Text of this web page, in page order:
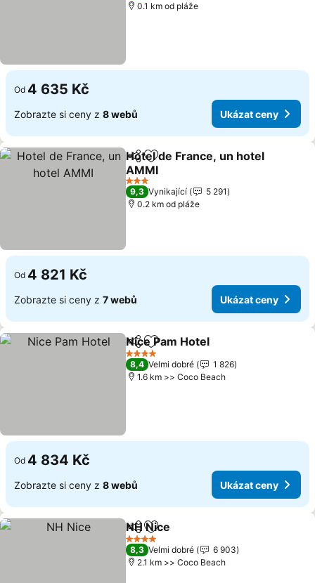
0.1 km od pláže
Od 4 635 Kč
Zobrazte si ceny z 8 webů Ukázat ceny
SdíletPřidat na seznam oblíbených
Hotel de France, un hotel
AMMI
3 Počet hvězdiček
9,3 Vynikající
5 291
0.2 km od pláže
Od 4 821 Kč
Zobrazte si ceny z 7 webů Ukázat ceny
SdíletPřidat na seznam oblíbených
Nice Pam Hotel
4 Počet hvězdiček
8,4 Velmi dobré
1 826
1.6 km >> Coco Beach
Od 4 834 Kč
Zobrazte si ceny z 8 webů Ukázat ceny
SdíletPřidat na seznam oblíbených
NH Nice
4 Počet hvězdiček
8,3 Velmi dobré
6 903
2.1 km >> Coco Beach